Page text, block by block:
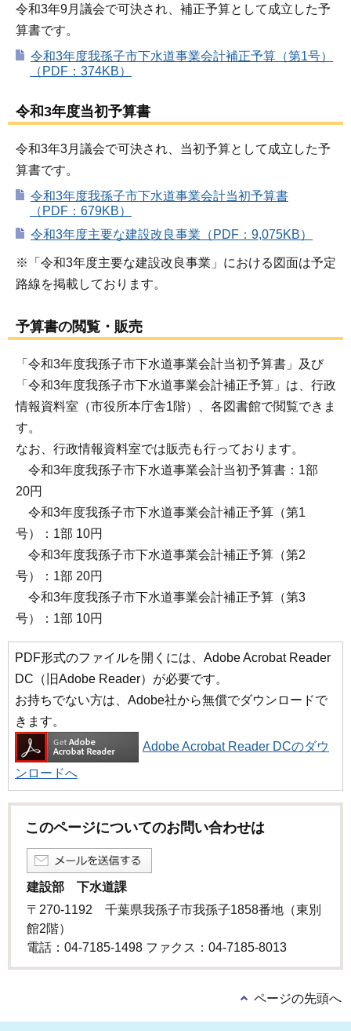
令和3年9月議会で可決され、補正予算として成立した予
算書です。
令和3年度我孫子市下水道事業会計補正予算（第1号）
（PDF：374KB）
令和3年度当初予算書
令和3年3月議会で可決され、当初予算として成立した予
算書です。
令和3年度我孫子市下水道事業会計当初予算書
（PDF：679KB）
令和3年度主要な建設改良事業（PDF：9,075KB）
※「令和3年度主要な建設改良事業」における図面は予定
路線を掲載しております。
予算書の閲覧・販売
「令和3年度我孫子市下水道事業会計当初予算書」及び
「令和3年度我孫子市下水道事業会計補正予算」は、行政
情報資料室（市役所本庁舎1階）、各図書館で閲覧できま
す。
なお、行政情報資料室では販売も行っております。
令和3年度我孫子市下水道事業会計当初予算書：1部
20円
令和3年度我孫子市下水道事業会計補正予算（第1
号）：1部 10円
令和3年度我孫子市下水道事業会計補正予算（第2
号）：1部 20円
令和3年度我孫子市下水道事業会計補正予算（第3
号）：1部 10円
PDF形式のファイルを開くには、Adobe Acrobat Reader
DC（旧Adobe Reader）が必要です。
お持ちでない方は、Adobe社から無償でダウンロードで
きます。
Adobe Acrobat Reader DCのダウ
ンロードへ
このページについてのお問い合わせは
建設部 下水道課
〒270-1192 千葉県我孫子市我孫子1858番地（東別
館2階）
電話：04-7185-1498 ファクス：04-7185-8013
ページの先頭へ